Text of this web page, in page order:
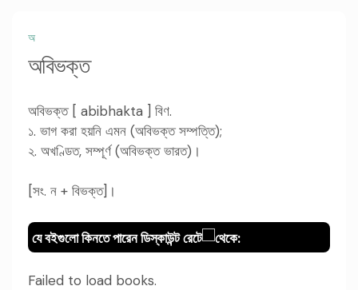
অ
অবিভক্ত
অবিভক্ত [ abibhakta ] বিণ.
১. ভাগ করা হয়নি এমন (অবিভক্ত সম্পত্তি);
২. অখণ্ডিত, সম্পূর্ণ (অবিভক্ত ভারত)।
[সং. ন + বিভক্ত]।
যে বইগুলো কিনতে পারেন ডিস্কাউন্ট রেটে থেকে:
Failed to load books.